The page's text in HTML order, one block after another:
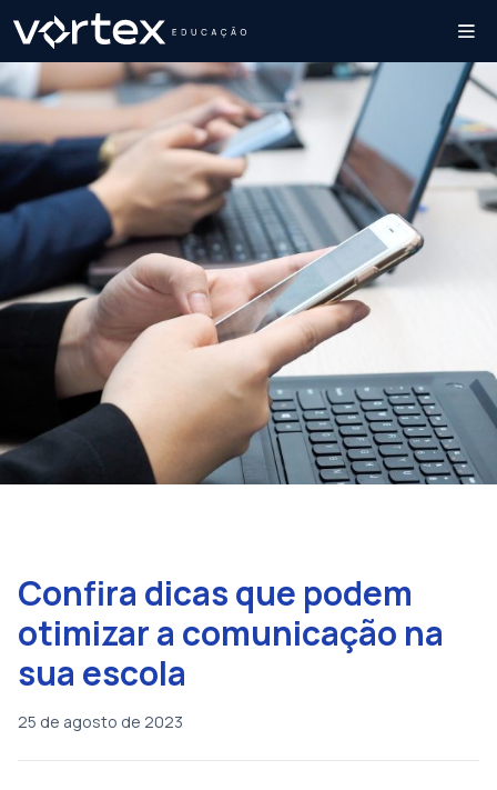
Confira dicas que podem
otimizar a comunicação na
sua escola
25 de agosto de 2023